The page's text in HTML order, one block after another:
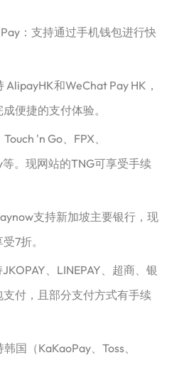
：支持通过手机钱包进行快
和WeChat Pay HK，
便捷的支付体验。
'n Go、FPX、
。现网站的TNG可享受手续
支持新加坡主要银行，现
7折。
、LINEPAY、超商、银
付，且部分支付方式有手续
国（KaKaoPay、Toss、